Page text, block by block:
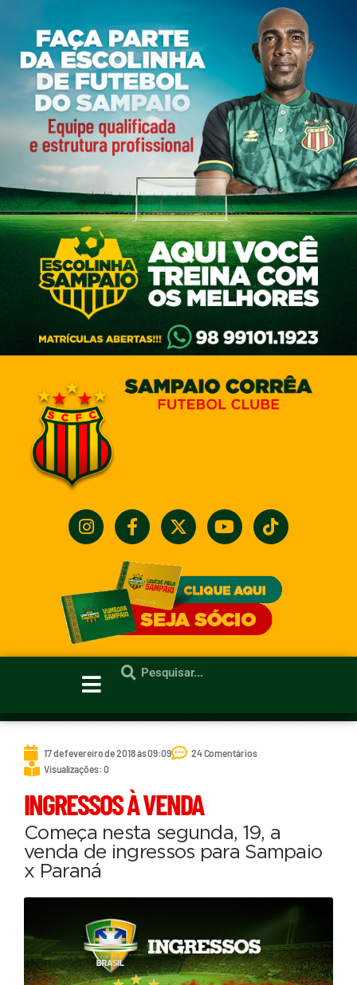
17 de fevereiro de 2018 às 09:09
24 Comentários
Visualizações: 0
INGRESSOS À VENDA
Começa nesta segunda, 19, a
venda de ingressos para Sampaio
x Paraná